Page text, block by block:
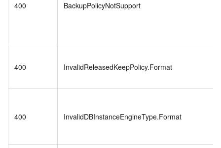
400 BackupPolicyNotSupport
400 InvalidReleasedKeepPolicy.Format
400 InvalidDBInstanceEngineType.Format